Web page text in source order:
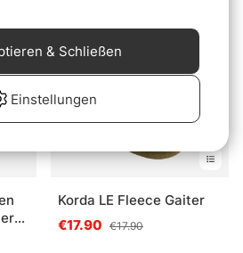
Korda LE Fleece Gaiter
€17.90 €17.90
Einstellungen
& Schließen